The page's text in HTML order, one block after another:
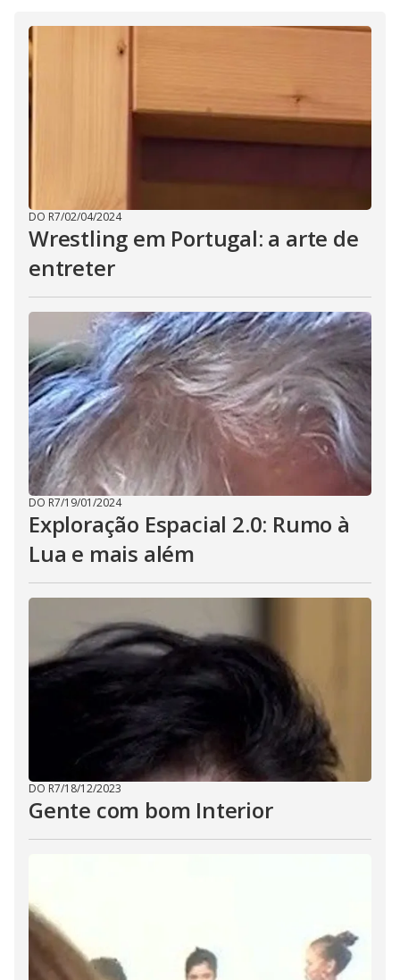
d
o
DO R7/02/04/2024
Wrestling em Portugal: a arte de
entreter
DO R7/19/01/2024
Exploração Espacial 2.0: Rumo à
Lua e mais além
DO R7/18/12/2023
Gente com bom Interior